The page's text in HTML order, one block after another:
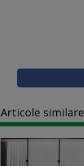
Articole similare